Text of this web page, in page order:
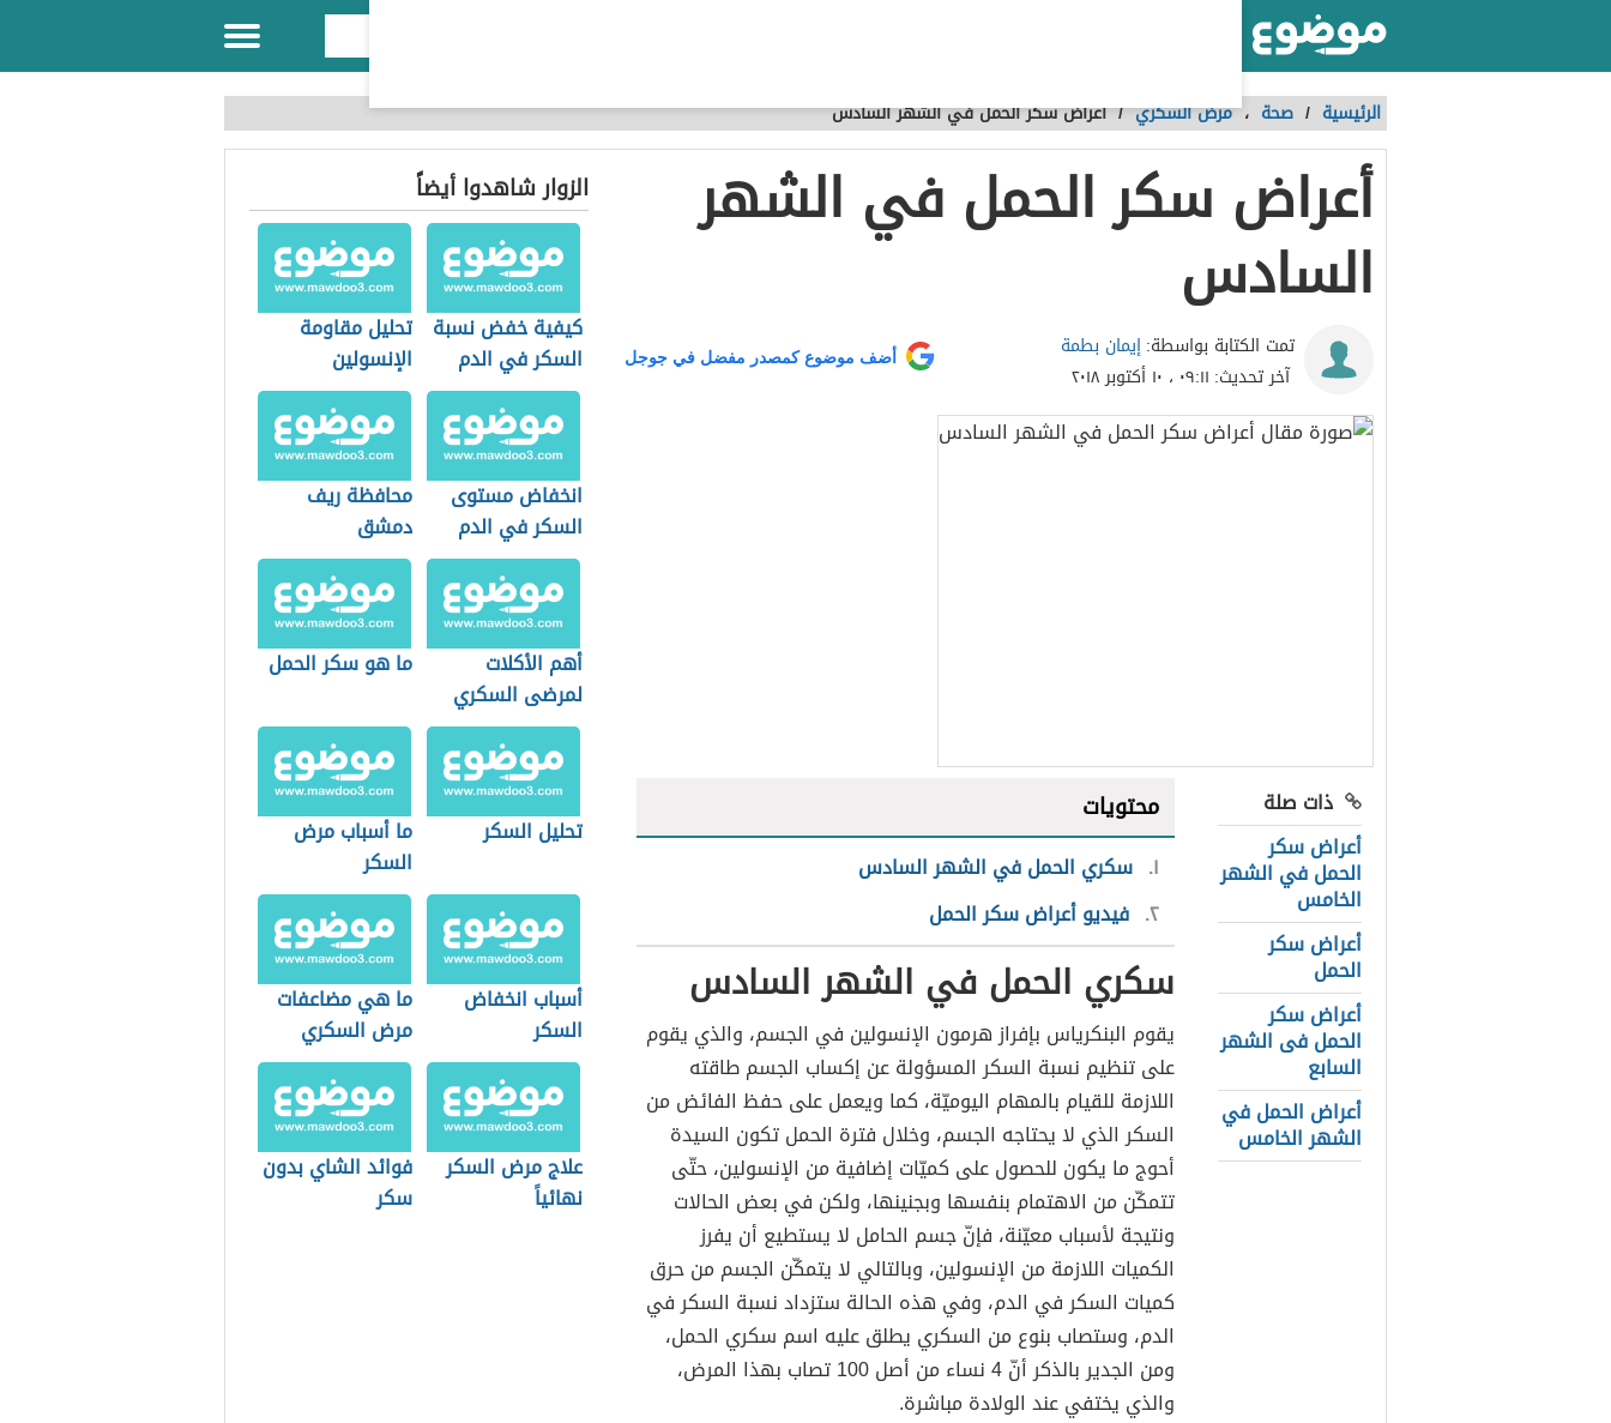
الرئيسية / صحة ،مرض السكري /أعراض سكر الحمل في الشهر السادس
أعراض سكر الحمل في الشهر
السادس
تمت الكتابة بواسطة:إيمان بطمة
آخر تحديث: ٠٩:١١ ، ١٠ أكتوبر ٢٠١٨
أضف موضوع كمصدر مفضل في جوجل
ذات صلة
أعراض سكر
الحمل في الشهر
الخامس
أعراض سكر
الحمل
أعراض سكر
الحمل فى الشهر
السابع
أعراض الحمل في
الشهر الخامس
محتويات
١ سكري الحمل في الشهر السادس
٢ فيديو أعراض سكر الحمل
سكري الحمل في الشهر السادس
يقوم البنكرياس بإفراز هرمون الإنسولين في الجسم، والذي يقوم
على تنظيم نسبة السكر المسؤولة عن إكساب الجسم طاقته
اللازمة للقيام بالمهام اليوميّة، كما ويعمل على حفظ الفائض من
السكر الذي لا يحتاجه الجسم، وخلال فترة الحمل تكون السيدة
أحوج ما يكون للحصول على كميّات إضافية من الإنسولين، حتّى
تتمكّن من الاهتمام بنفسها وبجنينها، ولكن في بعض الحالات
ونتيجة لأسباب معيّنة، فإنّ جسم الحامل لا يستطيع أن يفرز
الكميات اللازمة من الإنسولين، وبالتالي لا يتمكّن الجسم من حرق
كميات السكر في الدم، وفي هذه الحالة ستزداد نسبة السكر في
الدم، وستصاب بنوع من السكري يطلق عليه اسم سكري الحمل،
ومن الجدير بالذكر أنّ 4 نساء من أصل 100 تصاب بهذا المرض،
والذي يختفي عند الولادة مباشرة.
الزوار شاهدوا أيضاً
كيفية خفض نسبة
السكر في الدم
تحليل مقاومة
الإنسولين
انخفاض مستوى
السكر في الدم
محافظة ريف
دمشق
أهم الأكلات
لمرضى السكري
ما هو سكر الحمل
تحليل السكر
ما أسباب مرض
السكر
أسباب انخفاض
السكر
ما هي مضاعفات
مرض السكري
علاج مرض السكر
نهائياً
فوائد الشاي بدون
سكر